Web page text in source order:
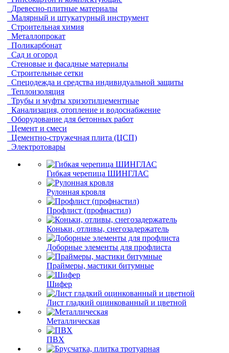
Древесно-плитные материалы
Малярный и штукатурный инструмент
Строительная химия
Металлопрокат
Поликарбонат
Сад и огород
Стеновые и фасадные материалы
Строительные сетки
Спецодежда и средства индивидуальной защиты
Теплоизоляция
Трубы и муфты хризотилцементные
Канализация, отопление и водоснабжение
Оборудование для бетонных работ
Цемент и смеси
Цементно-стружечная плита (ЦСП)
Электротовары
Гибкая черепица ШИНГЛАС
Рулонная кровля
Профлист (профнастил)
Коньки, отливы, снегозадержатель
Доборные элементы для профлиста
Праймеры, мастики битумные
Шифер
Лист гладкий оцинкованный и цветной
Металлическая
ПВХ